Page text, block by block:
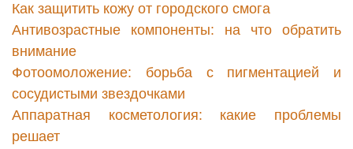
Как защитить кожу от городского смога
Антивозрастные компоненты: на что обратить
внимание
Фотоомоложение: борьба с пигментацией и
сосудистыми звездочками
Аппаратная косметология: какие проблемы
решает